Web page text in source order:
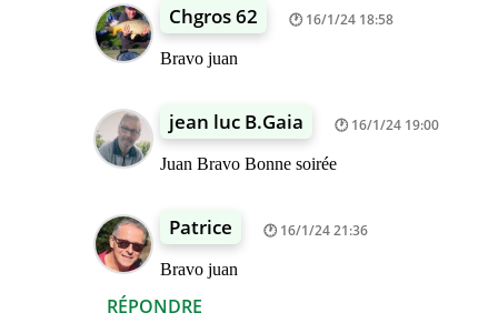
RÉPONDRE
Chgros 62 16/1/24 18:58
Bravo juan
jean luc B.Gaia 16/1/24 19:00
Juan Bravo Bonne soirée
Patrice 16/1/24 21:36
Bravo juan